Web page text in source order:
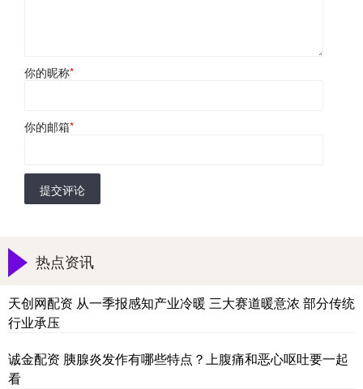
你的昵称*
你的邮箱*
提交评论
热点资讯
天创网配资 从一季报感知产业冷暖 三大赛道暖意浓 部分传统
行业承压
诚金配资 胰腺炎发作有哪些特点？上腹痛和恶心呕吐要一起
看